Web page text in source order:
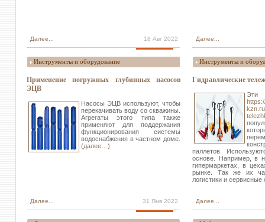
18 Авг 2022
Далее... Далее...
Инструменты и оборудование
Применение погружных глубинных насосов
ЭЦВ
Насосы ЭЦВ используют, чтобы
перекачивать воду со скважины.
Агрегаты этого типа также
применяют для поддержания
функционирования системы
водоснабжения в частном доме.
(далее…)
31 Янв 2022
Далее...
Инструменты и
Гидравлические
паллетов.
основе. Например, в
гипермаркетах, в
рынке. Так же их
логистики и
Далее...